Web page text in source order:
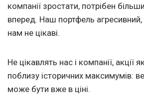
компанії зростати, потрібен
вперед. Наш портфель агресивний,
нам не цікаві.
Не цікавлять нас і компанії, акції
поблизу історичних максимумів:
може бути вже в ціні.